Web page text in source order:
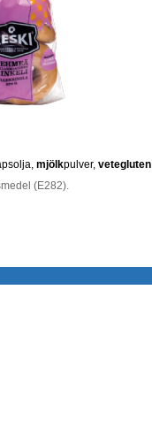
mjölkpulver, vetegluten
(E282).